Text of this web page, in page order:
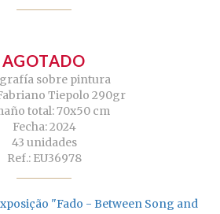
AGOTADO
sobre pintura
Tiepolo 290gr
total: 70x50 cm
Fecha: 2024
43 unidades
Ref.: EU36978
"Fado - Between Song and